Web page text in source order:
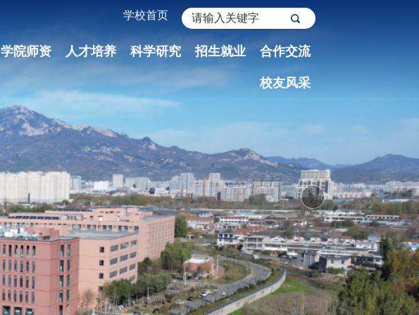
学校首页
学院师资 人才培养 科学研究 招生就业 合作交流
校友风采